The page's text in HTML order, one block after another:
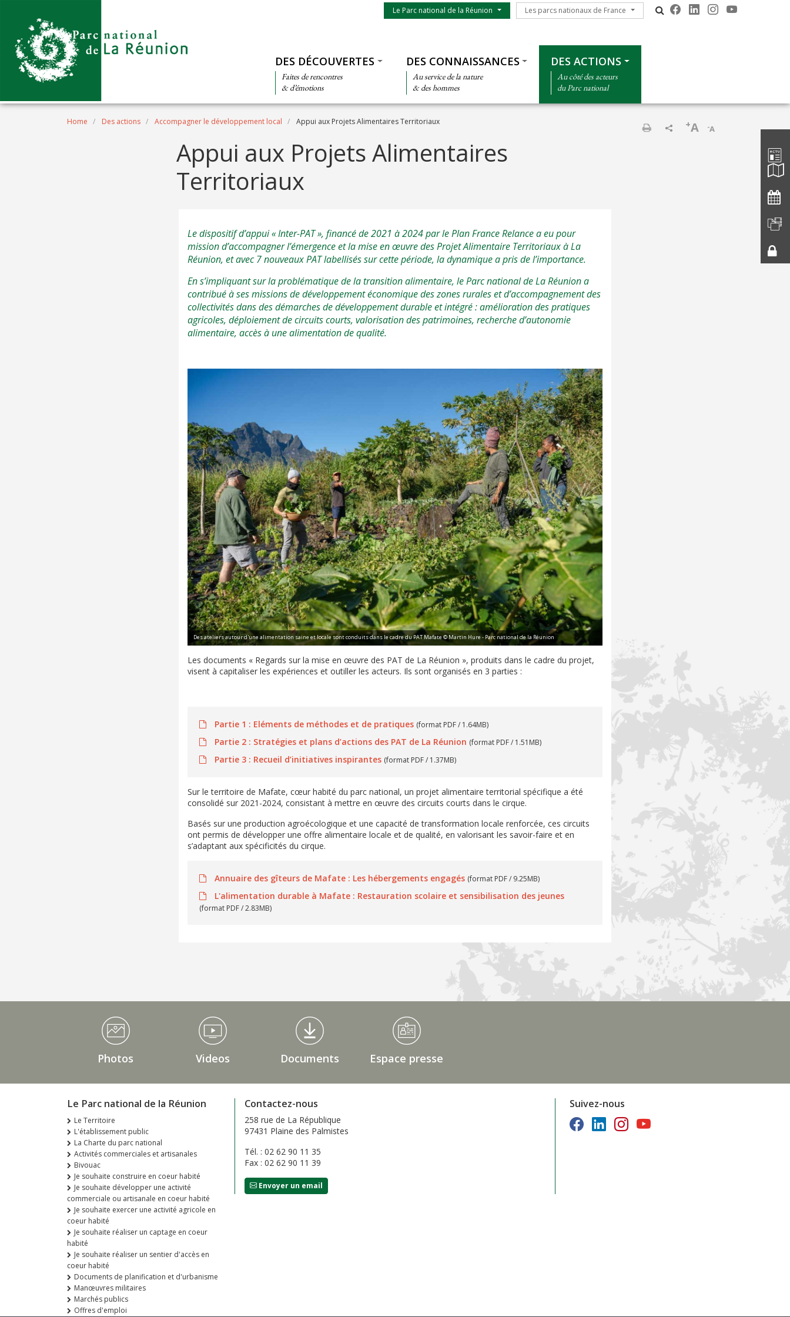
Menu du parc
Le Parc national de la Réunion Les parcs nationaux de France
Les parcs nationaux de France
DES DÉCOUVERTES
Faites de rencontres
& d’émotions
DES CONNAISSANCES
Au service de la nature
& des hommes
DES ACTIONS
Au côté des acteurs
du Parc national
Breadcrumb
Home Des actions Accompagner le développement local Appui aux Projets Alimentaires Territoriaux
-A
+A
Appui aux Projets Alimentaires
Territoriaux
Le dispositif d’appui « Inter-PAT », financé de 2021 à 2024 par le Plan France Relance a eu pour
mission d’accompagner l’émergence et la mise en œuvre des Projet Alimentaire Territoriaux à La
Réunion, et avec 7 nouveaux PAT labellisés sur cette période, la dynamique a pris de l’importance.
En s’impliquant sur la problématique de la transition alimentaire, le Parc national de La Réunion a
contribué à ses missions de développement économique des zones rurales et d’accompagnement des
collectivités dans des démarches de développement durable et intégré : amélioration des pratiques
agricoles, déploiement de circuits courts, valorisation des patrimoines, recherche d’autonomie
alimentaire, accès à une alimentation de qualité.
Des ateliers autour d'une alimentation saine et locale sont conduits dans le cadre du PAT Mafate © Martin Hure - Parc national de la Réunion
Les documents « Regards sur la mise en œuvre des PAT de La Réunion », produits dans le cadre du projet,
visent à capitaliser les expériences et outiller les acteurs. Ils sont organisés en 3 parties :
Partie 1 : Eléments de méthodes et de pratiques (format PDF / 1.64MB)
Partie 2 : Stratégies et plans d’actions des PAT de La Réunion (format PDF / 1.51MB)
Partie 3 : Recueil d’initiatives inspirantes (format PDF / 1.37MB)
Sur le territoire de Mafate, cœur habité du parc national, un projet alimentaire territorial spécifique a été
consolidé sur 2021-2024, consistant à mettre en œuvre des circuits courts dans le cirque.
Basés sur une production agroécologique et une capacité de transformation locale renforcée, ces circuits
ont permis de développer une offre alimentaire locale et de qualité, en valorisant les savoir-faire et en
s’adaptant aux spécificités du cirque.
Annuaire des gîteurs de Mafate : Les hébergements engagés (format PDF / 9.25MB)
L'alimentation durable à Mafate : Restauration scolaire et sensibilisation des jeunes
(format PDF / 2.83MB)
Médiathèque Footer
Photos Videos Documents Espace presse
Le Parc national de la Réunion
Le Territoire
L'établissement public
La Charte du parc national
Activités commerciales et artisanales
Bivouac
Je souhaite construire en coeur habité
Je souhaite développer une activité
commerciale ou artisanale en coeur habité
Je souhaite exercer une activité agricole en
coeur habité
Je souhaite réaliser un captage en coeur
habité
Je souhaite réaliser un sentier d'accès en
coeur habité
Documents de planification et d'urbanisme
Manœuvres militaires
Marchés publics
Offres d'emploi
Contactez-nous
258 rue de La République
97431 Plaine des Palmistes
Tél. : 02 62 90 11 35
Fax : 02 62 90 11 39
Envoyer un email
Suivez-nous